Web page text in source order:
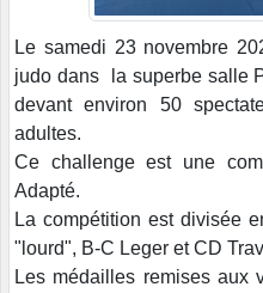
Le samedi 23 novembre
judo dans la superbe salle
devant environ 50
adultes.
Ce challenge est une
Adapté.
La compétition est divisée
"lourd", B-C Leger et CD
Les médailles remises aux